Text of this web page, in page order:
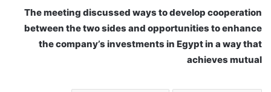
The meeting discussed ways to develop cooperation
between the two sides and opportunities to enhance
the company’s investments in Egypt in a way that
achieves mutual